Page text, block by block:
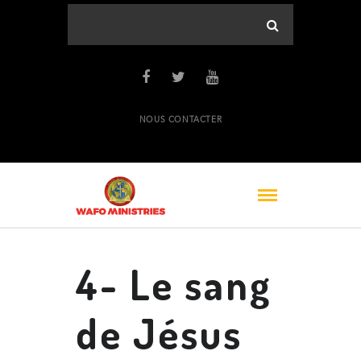
NOUS CONTACTER
4- Le sang
de Jésus